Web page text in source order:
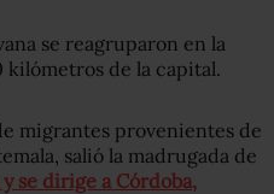
se reagruparon en la
kilómetros de la capital.
migrantes provenientes de
salió la madrugada de
se dirige a Córdoba,